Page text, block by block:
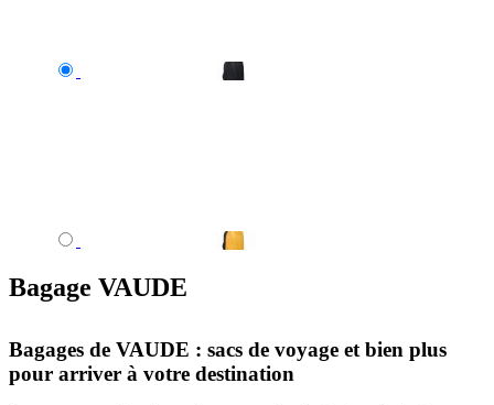
Bagage VAUDE
Bagages de VAUDE : sacs de voyage et bien plus
pour arriver à votre destination